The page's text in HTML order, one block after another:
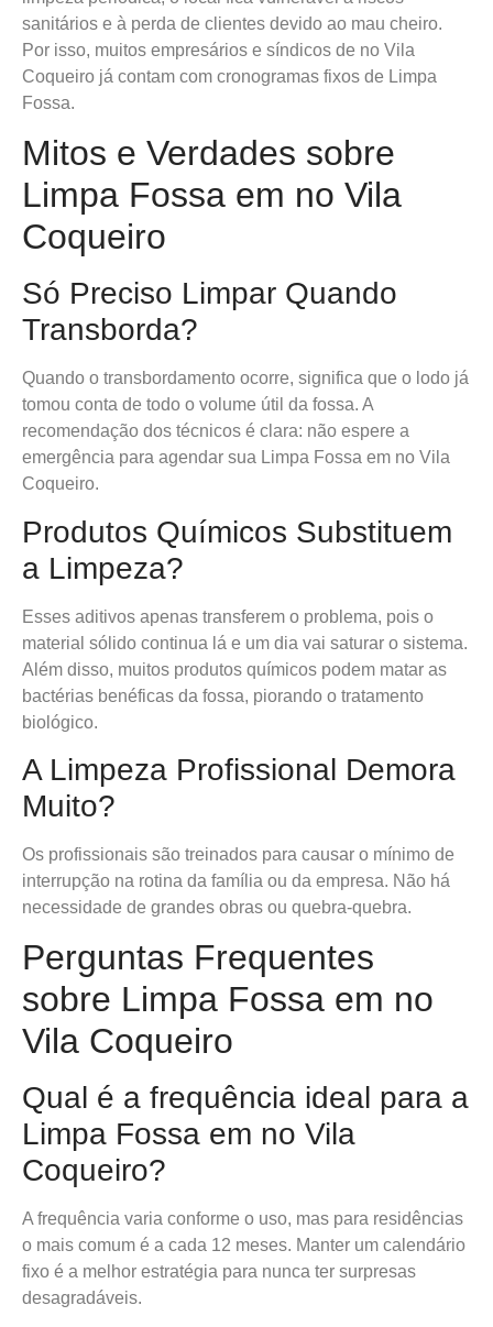
sanitários e à perda de clientes devido ao mau cheiro.
Por isso, muitos empresários e síndicos de no Vila
Coqueiro já contam com cronogramas fixos de Limpa
Fossa.
Mitos e Verdades sobre
Limpa Fossa em no Vila
Coqueiro
Só Preciso Limpar Quando
Transborda?
Quando o transbordamento ocorre, significa que o lodo já
tomou conta de todo o volume útil da fossa. A
recomendação dos técnicos é clara: não espere a
emergência para agendar sua Limpa Fossa em no Vila
Coqueiro.
Produtos Químicos Substituem
a Limpeza?
Esses aditivos apenas transferem o problema, pois o
material sólido continua lá e um dia vai saturar o sistema.
Além disso, muitos produtos químicos podem matar as
bactérias benéficas da fossa, piorando o tratamento
biológico.
A Limpeza Profissional Demora
Muito?
Os profissionais são treinados para causar o mínimo de
interrupção na rotina da família ou da empresa. Não há
necessidade de grandes obras ou quebra-quebra.
Perguntas Frequentes
sobre Limpa Fossa em no
Vila Coqueiro
Qual é a frequência ideal para a
Limpa Fossa em no Vila
Coqueiro?
A frequência varia conforme o uso, mas para residências
o mais comum é a cada 12 meses. Manter um calendário
fixo é a melhor estratégia para nunca ter surpresas
desagradáveis.